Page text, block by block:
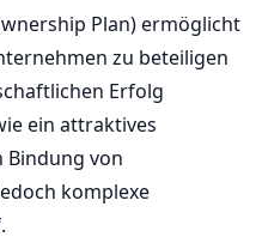
Plan) ermöglicht
zu beteiligen
Erfolg
ein attraktives
von
komplexe